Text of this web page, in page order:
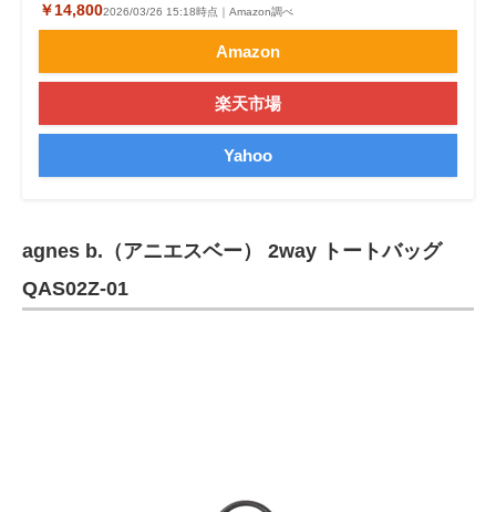
￥14,8002026/03/26 15:18時点｜Amazon調べ
Amazon
楽天市場
Yahoo
agnes b.（アニエスベー） 2way トートバッグ
QAS02Z-01